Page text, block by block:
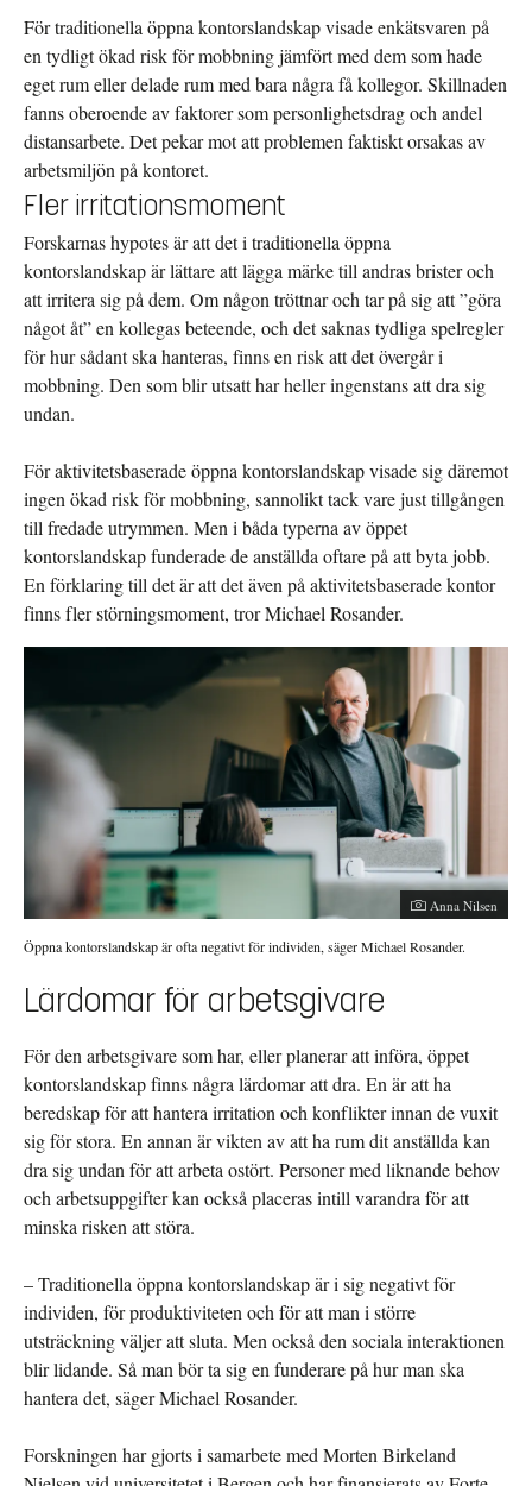
För traditionella öppna kontorslandskap visade enkätsvaren på
en tydligt ökad risk för mobbning jämfört med dem som hade
eget rum eller delade rum med bara några få kollegor. Skillnaden
fanns oberoende av faktorer som personlighetsdrag och andel
distansarbete. Det pekar mot att problemen faktiskt orsakas av
arbetsmiljön på kontoret.
Fler irritationsmoment
Forskarnas hypotes är att det i traditionella öppna
kontorslandskap är lättare att lägga märke till andras brister och
att irritera sig på dem. Om någon tröttnar och tar på sig att ”göra
något åt” en kollegas beteende, och det saknas tydliga spelregler
för hur sådant ska hanteras, finns en risk att det övergår i
mobbning. Den som blir utsatt har heller ingenstans att dra sig
undan.
För aktivitetsbaserade öppna kontorslandskap visade sig däremot
ingen ökad risk för mobbning, sannolikt tack vare just tillgången
till fredade utrymmen. Men i båda typerna av öppet
kontorslandskap funderade de anställda oftare på att byta jobb.
En förklaring till det är att det även på aktivitetsbaserade kontor
finns fler störningsmoment, tror Michael Rosander.
Anna Nilsen
Öppna kontorslandskap är ofta negativt för individen, säger Michael Rosander.
Lärdomar för arbetsgivare
För den arbetsgivare som har, eller planerar att införa, öppet
kontorslandskap finns några lärdomar att dra. En är att ha
beredskap för att hantera irritation och konflikter innan de vuxit
sig för stora. En annan är vikten av att ha rum dit anställda kan
dra sig undan för att arbeta ostört. Personer med liknande behov
och arbetsuppgifter kan också placeras intill varandra för att
minska risken att störa.
– Traditionella öppna kontorslandskap är i sig negativt för
individen, för produktiviteten och för att man i större
utsträckning väljer att sluta. Men också den sociala interaktionen
blir lidande. Så man bör ta sig en funderare på hur man ska
hantera det, säger Michael Rosander.
Forskningen har gjorts i samarbete med Morten Birkeland